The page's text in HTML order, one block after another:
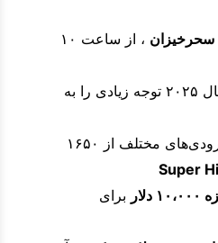
، از ساعت ۱۰
که در سال ۲۰۲۵ توجه زیادی را به
، با ورودی‌های مختلف از ۱۶۵۰
برای